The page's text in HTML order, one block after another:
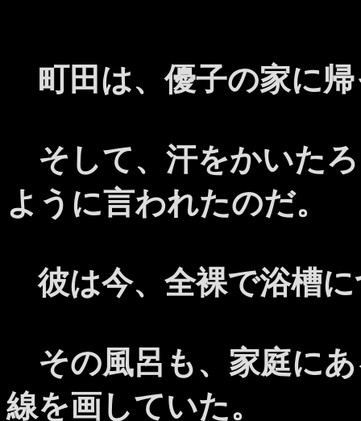
町田は、優子の家に
そして、汗をかいた
ように言われたのだ。
彼は今、全裸で浴槽
その風呂も、家庭に
線を画していた。